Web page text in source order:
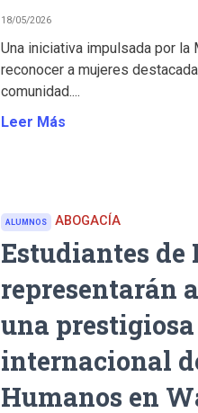
18/05/2026
Una iniciativa impulsada por la
reconocer a mujeres
comunidad....
Leer Más
ALUMNOS ABOGACÍA
Estudiantes de
representarán
una
internacional
Humanos en